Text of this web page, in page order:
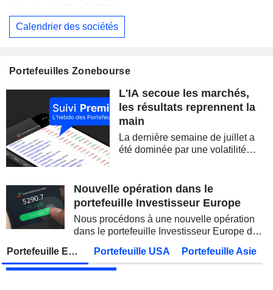
EUTELSAT COMMUNICATIONS
STATE BANK OF INDIA
OVERSEA-CHINESE BANKING CORPORATION LIMITED Publication des résultats - Q2 2026
MUNICH RE
JAPAN POST BANK CO., LTD. Publication des résultats - Q1 2027
ADNOC GAS PLC
KDDI CORPORATION Publication des résultats - Q1 2027
FUJIKURA LTD. Publication des résultats - Q1 2027
Calendrier des sociétés
Portefeuilles Zonebourse
L'IA secoue les marchés,
les résultats reprennent la
main
La dernière semaine de juillet a
été dominée par une volatilité
semi-conducteurs. Les
inquiétudes sur la soutenabilité
Nouvelle opération dans le
portefeuille Investisseur Europe
Nous procédons à une nouvelle opération
dans le portefeuille Investisseur Europe de
Portefeuille Europe Portefeuille USA Portefeuille Asie